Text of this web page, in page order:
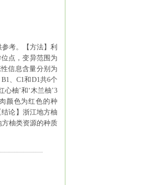
考。【方法】利
点，变异范围为
信息含量分别为
B1、C1和 D1共6个
心柚’和 ‘木兰柚’3
颜色为红色的种
论】浙江地方柚
柚类资源的种质